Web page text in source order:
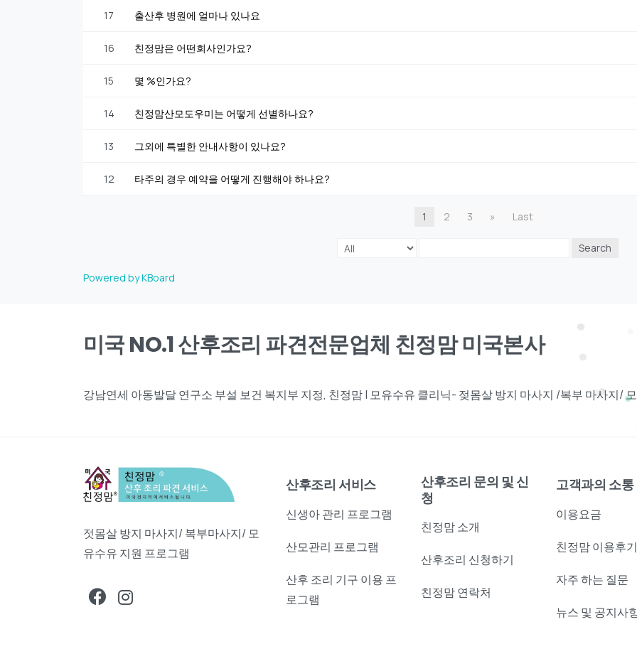
17 출산후 병원에 얼마나 있나요
16 친정맘은 어떤회사인가요?
15 몇 %인가요?
14 친정맘산모도우미는 어떻게 선별하나요?
13 그외에 특별한 안내사항이 있나요?
12 타주의 경우 예약을 어떻게 진행해야 하나요?
1 2 3 » Last
Search
Powered by KBoard
미국 NO.1 산후조리 파견전문업체 친정맘 미국본사
강남연세 아동발달 연구소 부설 보건 복지부 지정, 친정맘 | 모유수유 클리닉- 젖몸살 방지 마사지 /복부 마사지/
젓몸살 방지 마사지/ 복부마사지/ 모
유수유 지원 프로그램
산후조리 서비스
신생아 관리 프로그램
산모관리 프로그램
산후 조리 기구 이용 프
로그램
산후조리 문의 및 신
청
친정맘 소개
산후조리 신청하기
친정맘 연락처
고객과의 소통
이용요금
친정맘 이용후기
자주 하는 질문
뉴스 및 공지사